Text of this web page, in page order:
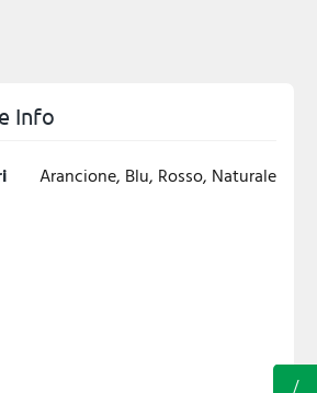
Info
Arancione, Blu, Rosso, Naturale